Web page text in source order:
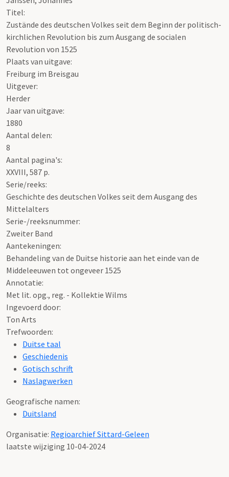
Titel:
Zustände des deutschen Volkes seit dem Beginn der politisch-
kirchlichen Revolution bis zum Ausgang de socialen
Revolution von 1525
Plaats van uitgave:
Freiburg im Breisgau
Uitgever:
Herder
Jaar van uitgave:
1880
Aantal delen:
8
Aantal pagina's:
XXVIII, 587 p.
Serie/reeks:
Geschichte des deutschen Volkes seit dem Ausgang des
Mittelalters
Serie-/reeksnummer:
Zweiter Band
Aantekeningen:
Behandeling van de Duitse historie aan het einde van de
Middeleeuwen tot ongeveer 1525
Annotatie:
Met lit. opg., reg. - Kollektie Wilms
Ingevoerd door:
Ton Arts
Trefwoorden:
Duitse taal
Geschiedenis
Gotisch schrift
Naslagwerken
Geografische namen:
Duitsland
Organisatie: Regioarchief Sittard-Geleen
laatste wijziging 10-04-2024